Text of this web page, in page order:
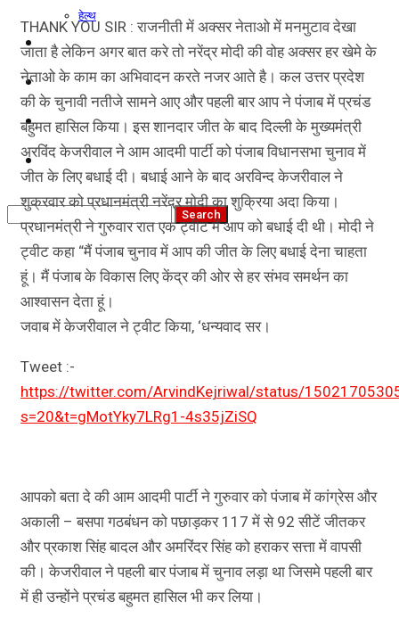
हेल्थ
क्राइम
कृषि
धर्म
विज्ञान तकनीकी
THANK YOU SIR : राजनीती में अक्सर नेताओ में मनमुटाव देखा
जाता है लेकिन अगर बात करे तो नरेंद्र मोदी की वोह अक्सर हर खेमे के
नेताओ के काम का अभिवादन करते नजर आते है। कल उत्तर प्रदेश
की के चुनावी नतीजे सामने आए और पहली बार आप ने पंजाब में प्रचंड
बहुमत हासिल किया। इस शानदार जीत के बाद दिल्ली के मुख्यमंत्री
अरविंद केजरीवाल ने आम आदमी पार्टी को पंजाब विधानसभा चुनाव में
जीत के लिए बधाई दी। बधाई आने के बाद अरविन्द केजरीवाल ने
शुक्रवार को प्रधानमंत्री नरेंद्र मोदी का शुक्रिया अदा किया।
प्रधानमंत्री ने गुरुवार रात एक ट्वीट में आप को बधाई दी थी। मोदी ने
ट्वीट कहा “मैं पंजाब चुनाव में आप की जीत के लिए बधाई देना चाहता
हूं। मैं पंजाब के विकास लिए केंद्र की ओर से हर संभव समर्थन का
आश्वासन देता हूं।
जवाब में केजरीवाल ने ट्वीट किया, ‘धन्यवाद सर।
Tweet :-
https://twitter.com/ArvindKejriwal/status/
s=20&t=gMotYky7LRg1-4s35jZiSQ
आपको बता दे की आम आदमी पार्टी ने गुरुवार को पंजाब में कांग्रेस और
अकाली – बसपा गठबंधन को पछाड़कर 117 में से 92 सीटें जीतकर
और प्रकाश सिंह बादल और अमरिंदर सिंह को हराकर सत्ता में वापसी
की। केजरीवाल ने पहली बार पंजाब में चुनाव लड़ा था जिसमे पहली बार
में ही उन्होंने प्रचंड बहुमत हासिल भी कर लिया।